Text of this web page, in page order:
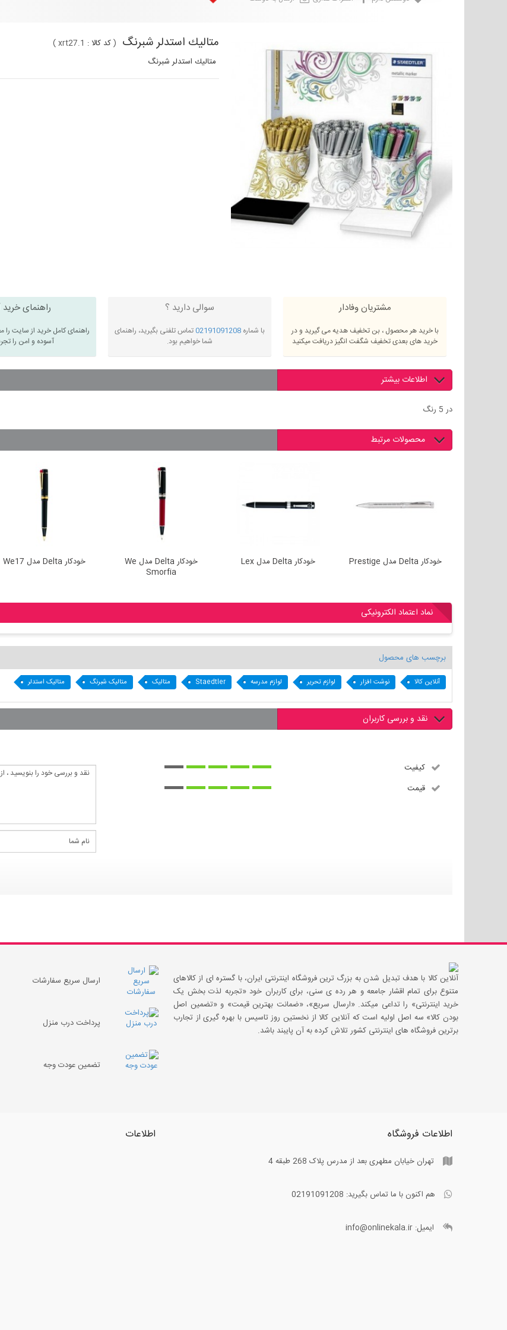
متاليك استدلر شبرنگ (کد کالا : xrt27.1
)
متاليك استدلر شبرنگ
مشتریان وفادار
با خرید هر محصول ، بن تخفیف هدیه می گیرید و در
خرید های بعدی تخفیف شگفت انگیز دریافت میکنید
سوالی دارید ؟
با شماره 02191091208تماس تلفنی بگیرید، راهنمای
شما خواهیم بود.
راهنمای خرید
راهنمای کامل خرید از سایت را
آسوده و امن را
اطلاعات بیشتر
در 5 رنگ
محصولات مرتبط
خودکار Delta مدل We17
خودکار Delta مدل We
Smorfia
خودکار Delta مدل Lex خودکار Delta مدل Prestige
نماد اعتماد الکترونیکی
برچسب های محصول
آنلاین کالا نوشت افزار لوازم تحریر لوازم مدرسه Staedtler متالیک متالیک شبرنگ متالیک استدلر
نقد و بررسی کاربران
کیفیت
قیمت
آنلاین کالا با هدف تبدیل شدن به بزرگ ترین فروشگاه اینترنتی ایران، با گستره ای از کالاهای
متنوع برای تمام اقشار جامعه و هر رده ی سنی، برای کاربران خود «تجربه لذت بخش یک
خرید اینترنتی» را تداعی میکند. «ارسال سریع»، «ضمانت بهترین قیمت» و «تضمین اصل
بودن کالا» سه اصل اولیه است که آنلاین کالا از نخستین روز تاسیس با بهره گیری از تجارب
برترین فروشگاه های اینترنتی کشور تلاش کرده به آن پایبند باشد.
ارسال سریع سفارشات
پرداخت درب منزل
تضمین عودت وجه
اطلاعات فروشگاه
تهران خیابان مطهری بعد از مدرس پلاک 268 طبقه 4
هم اکنون با ما تماس بگیرید: 02191091208
ایمیل: info@onlinekala.ir
اطلاعات